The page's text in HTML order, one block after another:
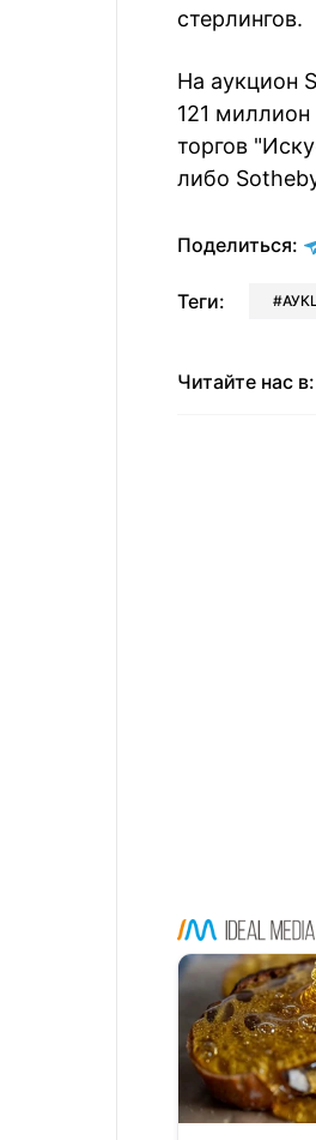
стерлингов.
На аукцион
121 миллион
торгов
либо
Поделиться:
Теги:
Читайте нас в: